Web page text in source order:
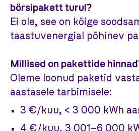
börsipakett turul?
Ei ole, see on kõige
taastuvenergial põhinev
Millised on pakettide
Oleme loonud paketid
aastasele tarbimisele:
3 €/kuu, < 3 000 kWh
4 €/kuu, 3 001–6 000